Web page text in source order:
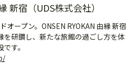
新宿（UDS株式会社）
オープン。ONSEN RYOKAN 由縁 新宿
を研鑽し、新たな旅館の過ごし方を体
す。